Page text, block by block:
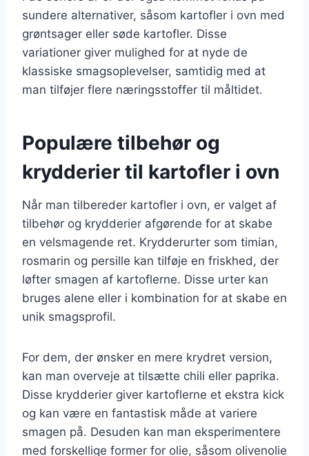
sundere alternativer, såsom kartofler i ovn med
grøntsager eller søde kartofler. Disse
variationer giver mulighed for at nyde de
klassiske smagsoplevelser, samtidig med at
man tilføjer flere næringsstoffer til måltidet.
Populære tilbehør og
krydderier til kartofler i ovn
Når man tilbereder kartofler i ovn, er valget af
tilbehør og krydderier afgørende for at skabe
en velsmagende ret. Krydderurter som timian,
rosmarin og persille kan tilføje en friskhed, der
løfter smagen af kartoflerne. Disse urter kan
bruges alene eller i kombination for at skabe en
unik smagsprofil.
For dem, der ønsker en mere krydret version,
kan man overveje at tilsætte chili eller paprika.
Disse krydderier giver kartoflerne et ekstra kick
og kan være en fantastisk måde at variere
smagen på. Desuden kan man eksperimentere
med forskellige former for olie, såsom olivenolie